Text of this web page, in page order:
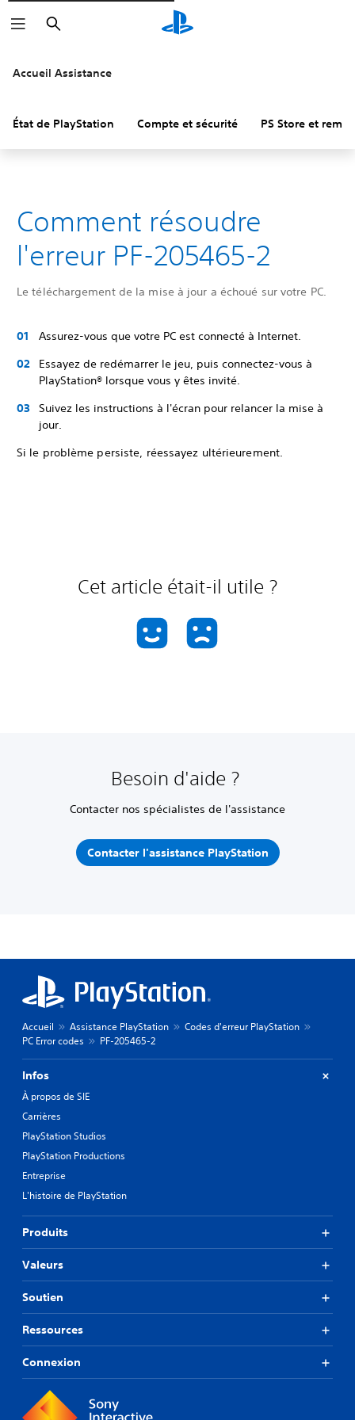
Rechercher
Accueil Assistance
État de PlayStation Compte et sécurité PS Store et
Comment résoudre
l'erreur PF-205465-2
Le téléchargement de la mise à jour a échoué sur votre PC.
Assurez-vous que votre PC est connecté à Internet.
Essayez de redémarrer le jeu, puis connectez-vous à
PlayStation® lorsque vous y êtes invité.
Suivez les instructions à l'écran pour relancer la mise à
jour.
Si le problème persiste, réessayez ultérieurement.
Cet article était-il utile ?
Besoin d'aide ?
Contacter nos spécialistes de l'assistance
Contacter l'assistance PlayStation
Accueil Assistance PlayStation
Codes d'erreur PlayStation
PC Error codes
PF-205465-2
Infos
À propos de SIE
Carrières
PlayStation Studios
PlayStation Productions
Entreprise
L'histoire de PlayStation
Produits
Valeurs
Soutien
Ressources
Connexion